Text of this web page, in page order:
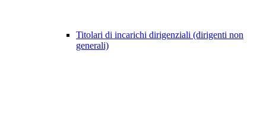
Titolari di incarichi dirigenziali (dirigenti non
generali)